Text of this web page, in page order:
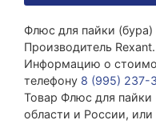
Флюс для пайки
Производитель Rexant.
Информацию о
телефону 8 (995) 237-
Товар Флюс для пайки
области и России,